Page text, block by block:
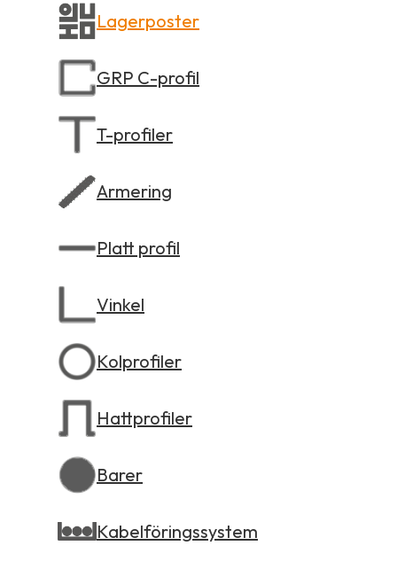
Lagerposter
GRP C-profil
T-profiler
Armering
Platt profil
Vinkel
Kolprofiler
Hattprofiler
Barer
Kabelföringssystem